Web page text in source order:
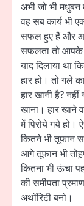
अभी जो भी मधुबन
वह सब कार्य भी
सफल हुए हैं और
सफलता तो आपके
याद दिलाया था
हार हो। तो गले
हार खानी है? नहीं
खाना। हार खाने
में पिरोये गये हो।
कितने भी तूफान
आगे तूफान भी
कितना भी ऊंचा
की समीपता
अथॉरिटी बनो।